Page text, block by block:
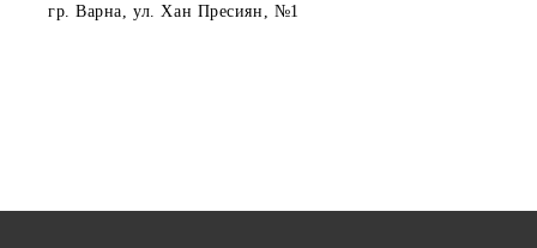
гр. Варна, ул. Хан Пресиян, №1